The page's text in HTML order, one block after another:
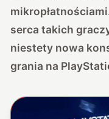
serca takich
niestety nowa
grania na